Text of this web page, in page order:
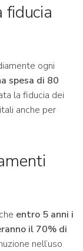
fiducia
ogni
spesa di 80
la fiducia dei
anche per
entro 5 anni i
il 70% di
nell’uso